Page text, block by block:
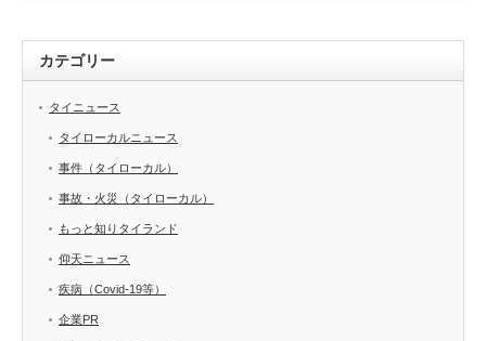
カテゴリー
タイニュース
タイローカルニュース
事件（タイローカル）
事故・火災（タイローカル）
もっと知りタイランド
仰天ニュース
疾病（Covid-19等）
企業PR